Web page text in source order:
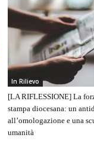
In Rilievo
[LA RIFLESSIONE] La
stampa diocesana: un
all’omologazione e una
umanità